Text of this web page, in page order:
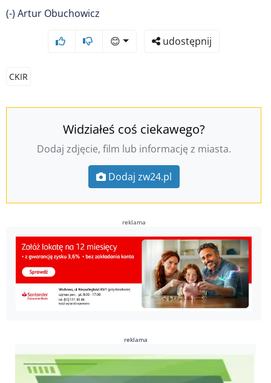
(-) Artur Obuchowicz
😊 udostępnij
CKIR
Widziałeś coś ciekawego?
Dodaj zdjęcie, film lub informację z miasta.
Dodaj zw24.pl
reklama
reklama